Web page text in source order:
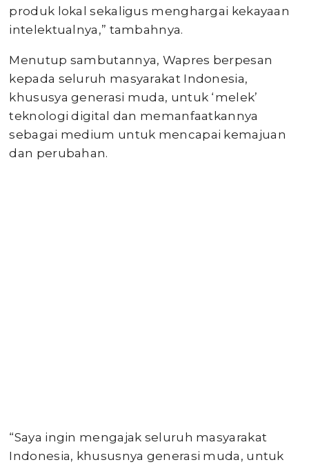
produk lokal sekaligus menghargai kekayaan
intelektualnya,” tambahnya.
Menutup sambutannya, Wapres berpesan
kepada seluruh masyarakat Indonesia,
khususya generasi muda, untuk ‘melek’
teknologi digital dan memanfaatkannya
sebagai medium untuk mencapai kemajuan
dan perubahan.
“Saya ingin mengajak seluruh masyarakat
Indonesia, khususnya generasi muda, untuk